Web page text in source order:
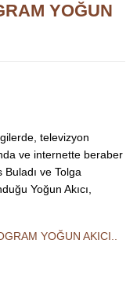
YOĞUN
televizyon
ve internette beraber
Buladı ve Tolga
Yoğun Akıcı,
YOĞUN AKICI..